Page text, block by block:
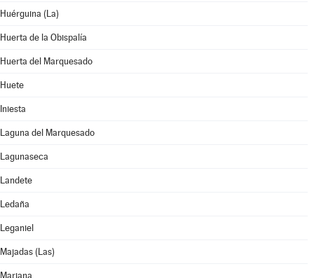
Huérguina (La)
Huerta de la Obispalía
Huerta del Marquesado
Huete
Iniesta
Laguna del Marquesado
Lagunaseca
Landete
Ledaña
Leganiel
Majadas (Las)
Mariana